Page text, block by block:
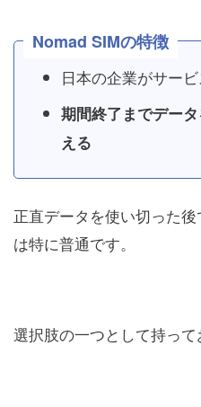
Nomad SIMの特徴
日本の企業がサー
期間終了までデー
える
正直データを使い切った
は特に普通です。
選択肢の一つとして持って